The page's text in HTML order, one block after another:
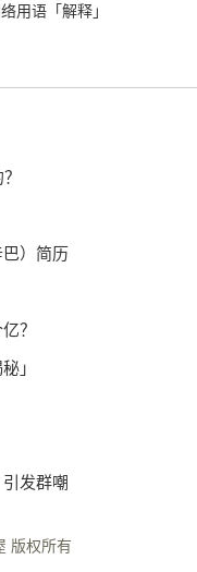
用语「解释」
）简历
？
」
发群嘲
版权所有